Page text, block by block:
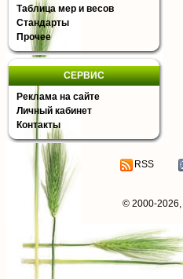
Таблица мер и весов
Стандарты
Прочее
СЕРВИС
Реклама на сайте
Личный кабинет
Контакты
RSS
© 2000-2026,